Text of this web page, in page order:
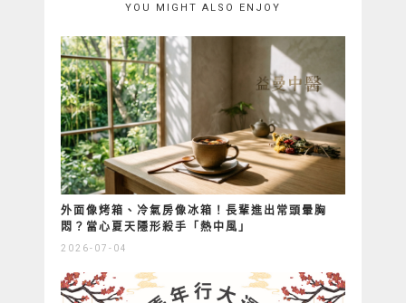
YOU MIGHT ALSO ENJOY
外面像烤箱、冷氣房像冰箱！長輩進出常頭暈胸
悶？當心夏天隱形殺手「熱中風」
2026-07-04